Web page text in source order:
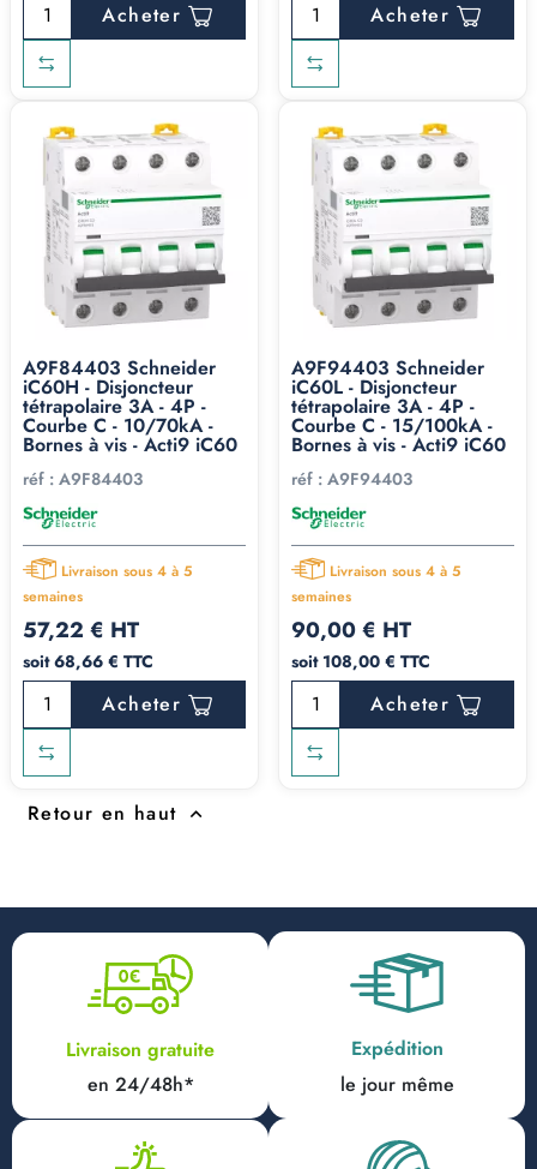
Acheter Acheter
A9F84403 Schneider
iC60H - Disjoncteur
tétrapolaire 3A - 4P -
Courbe C - 10/70kA -
Bornes à vis - Acti9 iC60
réf : A9F84403
Livraison sous 4 à 5
semaines
57,22 € HT
soit 68,66 € TTC
Acheter
A9F94403 Schneider
iC60L - Disjoncteur
tétrapolaire 3A - 4P -
Courbe C - 15/100kA -
Bornes à vis - Acti9 iC60
réf : A9F94403
Livraison sous 4 à 5
semaines
90,00 € HT
soit 108,00 € TTC
Acheter
Retour en haut 
Livraison gratuite
en 24/48h*
Expédition
le jour même